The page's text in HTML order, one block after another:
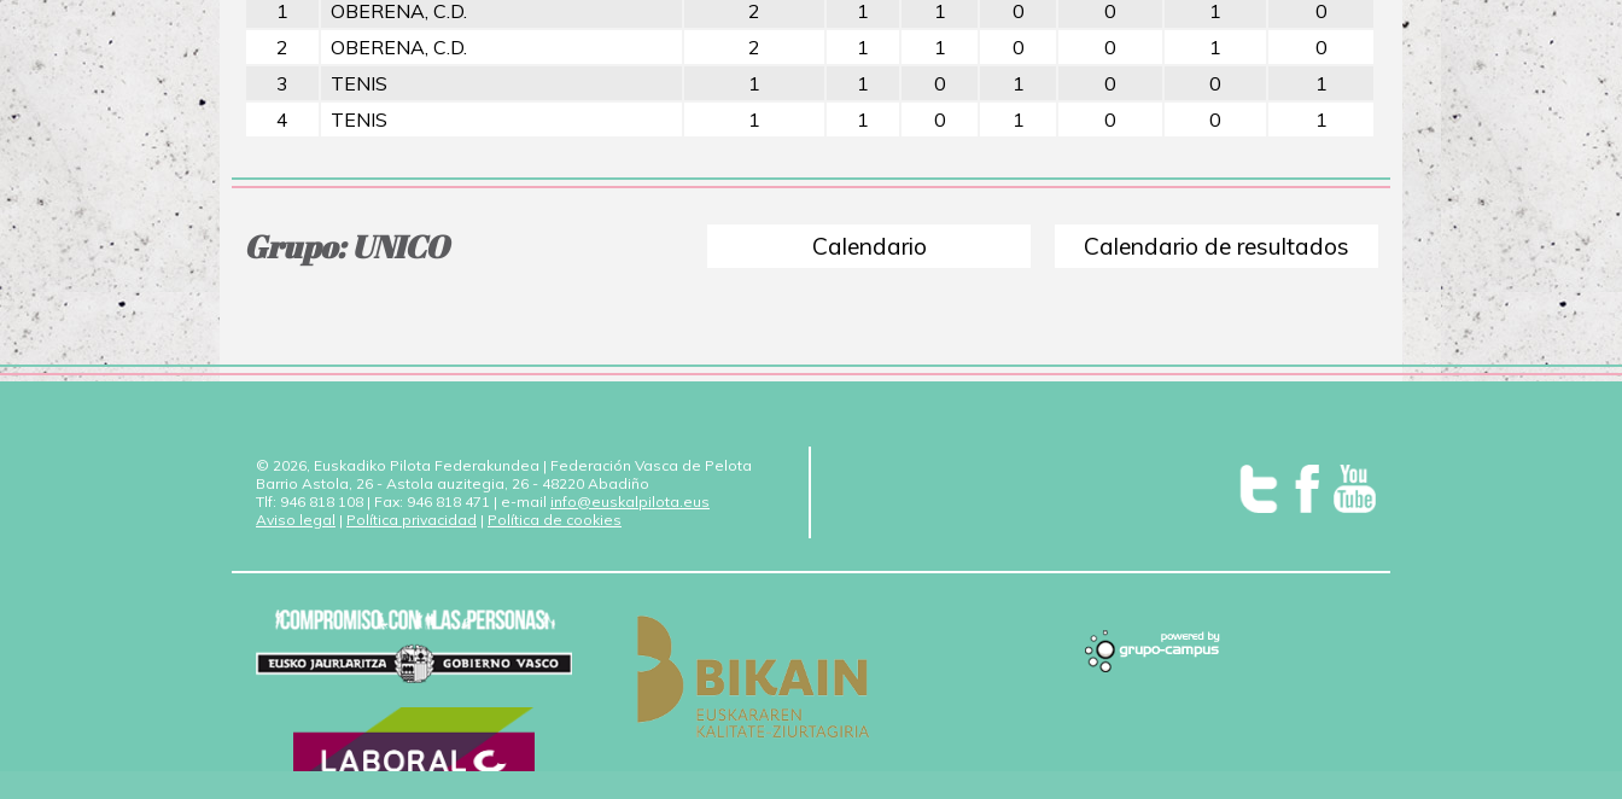
1
OBERENA, C.D. 2 1 1 0 0 1
0
2
OBERENA, C.D. 2 1 1 0 0 1
0
3
TENIS 1 1 0 1 0 0
1
4
TENIS 1 1 0 1 0 0 1
Grupo: UNICO Calendario Calendario de resultados
© 2026, Euskadiko Pilota Federakundea | Federación Vasca de Pelota
Barrio Astola, 26 - Astola auzitegia, 26 - 48220 Abadiño
Tlf: 946 818 108 | Fax: 946 818 471 | e-mail info@euskalpilota.eus
Aviso legal | Política privacidad | Política de cookies